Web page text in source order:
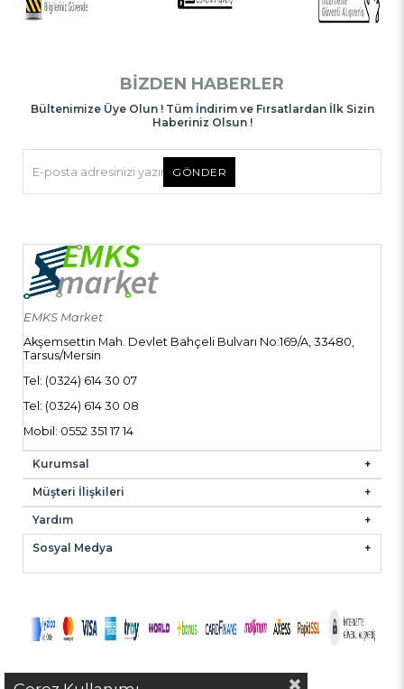
BIZDEN HABERLER
Bültenimize Üye Olun ! Tüm İndirim ve Fırsatlardan İlk Sizin
Haberiniz Olsun !
GÖNDER
EMKS Market
Akşemsettin Mah. Devlet Bahçeli Bulvarı No:169/A, 33480,
Tarsus/Mersin
Tel: (0324) 614 30 07
Tel: (0324) 614 30 08
Mobil: 0552 351 17 14
Kurumsal
Müşteri İlişkileri
Yardım
Sosyal Medya